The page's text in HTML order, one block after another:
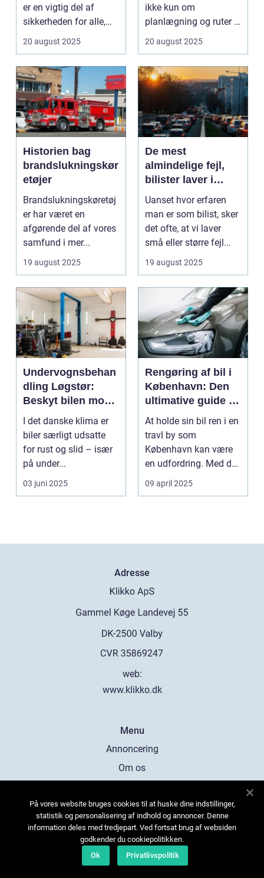
er en vigtig del af
sikkerheden for alle,
de...
20 august 2025
ikke kun om
planlægning og ruter –
det handler i...
20 august 2025
Historien bag
brandslukningskør
etøjer
Brandslukningskøretøj
er har været en
afgørende del af vores
samfund i mer...
19 august 2025
De mest
almindelige fejl,
bilister laver i
trafikken
Uanset hvor erfaren
man er som bilist, sker
det ofte, at vi laver
små eller større fejl...
19 august 2025
Undervognsbehan
dling Løgstør:
Beskyt bilen mod
rust og slid
I det danske klima er
biler særligt udsatte
for rust og slid – især
på under...
03 juni 2025
Rengøring af bil i
København: Den
ultimative guide til
en skinnende ren
bil
At holde sin bil ren i en
travl by som
København kan være
en udfordring. Med de
mange g...
09 april 2025
Adresse
web:
www.klikko.dk
Menu
Annoncering
Om os
Kontakt os
Sitemap
På vores website bruges cookies til at huske dine indstillinger,
statistik og personalisering af indhold og annoncer. Denne
information deles med tredjepart. Ved fortsat brug af websiden
godkender du cookiepolitikken.
Ok
Privatlivspolitik